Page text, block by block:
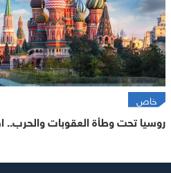
خاص
روسيا تحت وطأة العقوبات والحرب..